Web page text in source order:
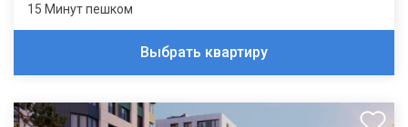
15 Минут пешком
Выбрать квартиру